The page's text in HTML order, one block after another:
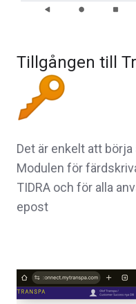
Tillgången till
Det är enkelt att
Modulen för
TIDRA och för alla
epost